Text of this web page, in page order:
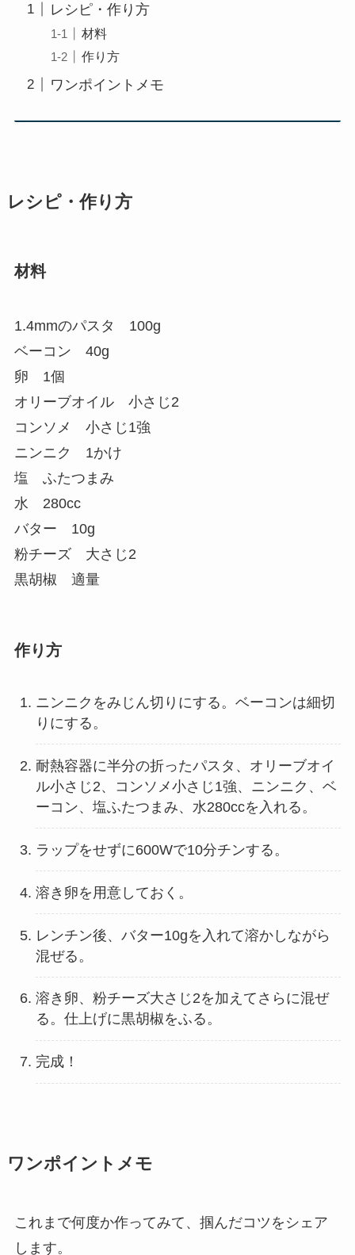
レシピ・作り方
材料
作り方
ワンポイントメモ
レシピ・作り方
材料
1.4mmのパスタ 100g
ベーコン 40g
卵 1個
オリーブオイル 小さじ2
コンソメ 小さじ1強
ニンニク 1かけ
塩 ふたつまみ
水 280cc
バター 10g
粉チーズ 大さじ2
黒胡椒 適量
作り方
ニンニクをみじん切りにする。ベーコンは細切
りにする。
耐熱容器に半分の折ったパスタ、オリーブオイ
ル小さじ2、コンソメ小さじ1強、ニンニク、ベ
ーコン、塩ふたつまみ、水280ccを入れる。
ラップをせずに600Wで10分チンする。
溶き卵を用意しておく。
レンチン後、バター10gを入れて溶かしながら
混ぜる。
溶き卵、粉チーズ大さじ2を加えてさらに混ぜ
る。仕上げに黒胡椒をふる。
完成！
ワンポイントメモ
これまで何度か作ってみて、掴んだコツをシェア
します。